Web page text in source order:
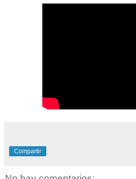
Compartir